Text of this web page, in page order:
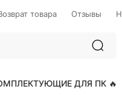
товара Отзывы
ДЛЯ ПК 🔥